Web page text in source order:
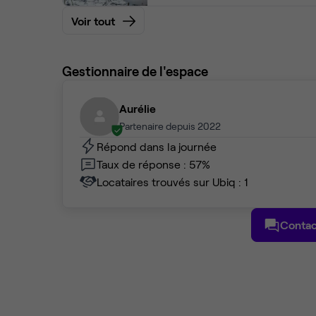
Voir tout
Gestionnaire de l'espace
Aurélie
Partenaire depuis 2022
Répond dans la journée
Taux de réponse : 57%
Locataires trouvés sur Ubiq : 1